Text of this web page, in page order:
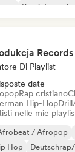
Pop
Records
Di Playlist
date
Rap cristiano
Hip-Hop
nelle mie
/ Afropop
Hop